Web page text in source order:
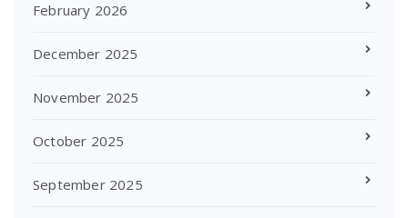
February 2026
December 2025
November 2025
October 2025
September 2025